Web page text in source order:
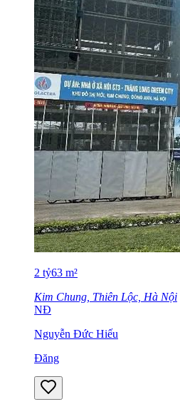
2 tỷ63 m²
Kim Chung, Thiên Lộc, Hà Nội
NĐ
Nguyễn Đức Hiếu
Đăng